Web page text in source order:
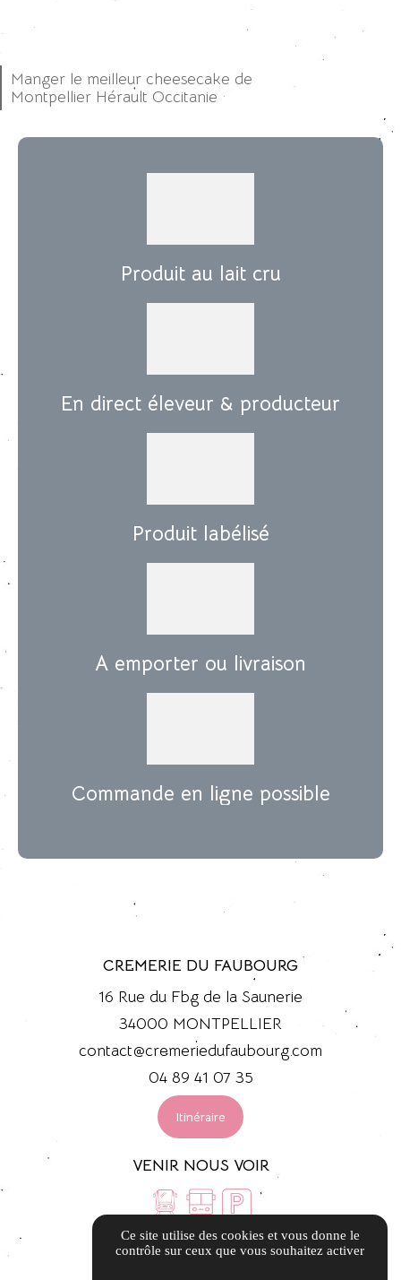
Manger le meilleur cheesecake de
Montpellier Hérault Occitanie
Produit au lait cru
En direct éleveur & producteur
Produit labélisé
A emporter ou livraison
Commande en ligne possible
CREMERIE DU FAUBOURG
16 Rue du Fbg de la Saunerie
34000 MONTPELLIER
contact@cremeriedufaubourg.com
04 89 41 07 35
Itinéraire
VENIR NOUS VOIR
LIENS UTILES
Ce site utilise des cookies et vous donne le
contrôle sur ceux que vous souhaitez activer